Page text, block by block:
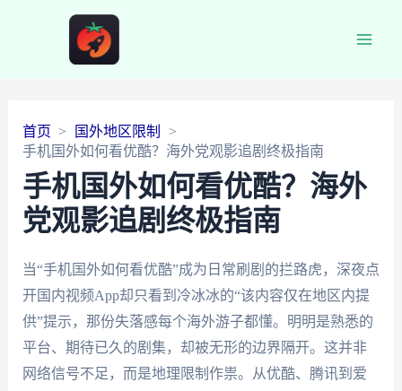
首页
国外地区限制
手机国外如何看优酷？海外党观影追剧终极指南
手机国外如何看优酷？海外
党观影追剧终极指南
当“手机国外如何看优酷”成为日常刷剧的拦路虎，深夜点
开国内视频App却只看到冷冰冰的“该内容仅在地区内提
供”提示，那份失落感每个海外游子都懂。明明是熟悉的
平台、期待已久的剧集，却被无形的边界隔开。这并非
网络信号不足，而是地理限制作祟。从优酷、腾讯到爱